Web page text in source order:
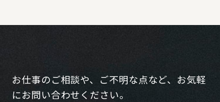
お仕事のご相談や、ご不明な点など、お気軽
にお問い合わせください。